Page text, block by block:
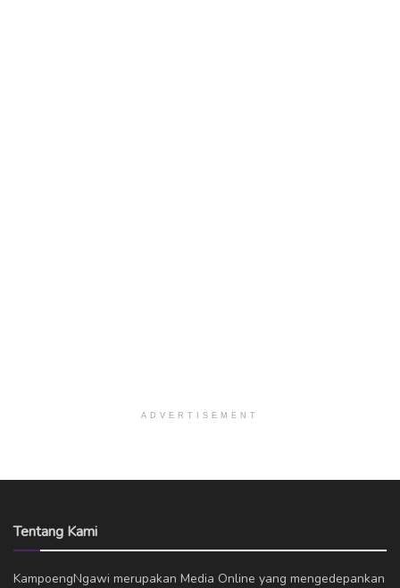
ADVERTISEMENT
Tentang Kami
KampoengNgawi merupakan Media Online yang mengedepankan